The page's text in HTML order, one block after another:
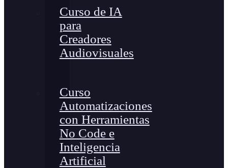
Curso de IA
para
Creadores
Audiovisuales
Curso
Automatizaciones
con Herramientas
No Code e
Inteligencia
Artificial